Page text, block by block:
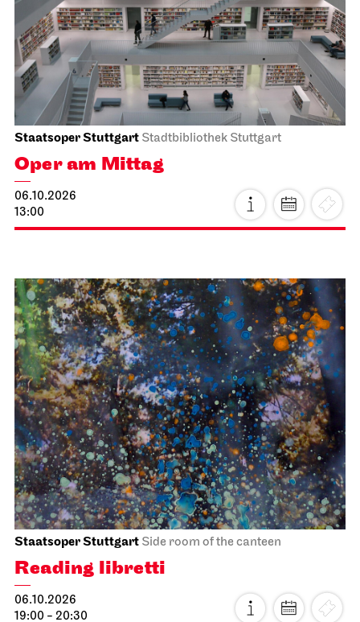
Staatsoper Stuttgart Stadtbibliothek Stuttgart
Oper am Mittag
06.10.2026
13:00
Staatsoper Stuttgart Side room of the canteen
Reading libretti
06.10.2026
19:00 - 20:30